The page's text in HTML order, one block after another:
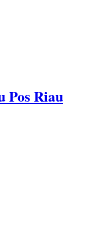
Pos Riau